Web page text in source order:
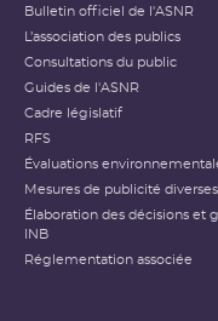
Bulletin officiel de l'ASNR
L’association des publics
Consultations du public
Guides de l'ASNR
Cadre législatif
RFS
Évaluations
Mesures de publicité diverses
Élaboration des décisions et
INB
Réglementation associée